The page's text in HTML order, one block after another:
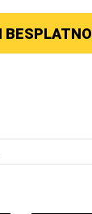
BESPLATNO